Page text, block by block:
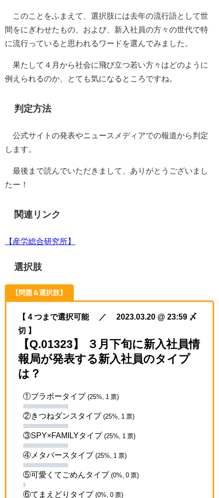
このことをふまえて、選択肢には去年の流行語として世
間をにぎわせたもの、および、新入社員の方々の世代で特
に流行っていると思われるワードを選んでみました。
果たして４月から社会に飛び立つ若い方々はどのように
例えられるのか、とても気になるところですね。
判定方法
公式サイトの発表やニュースメディアでの報道から判定
します。
最後まで読んでいただきまして、ありがとうございまし
たー！
関連リンク
【産労総合研究所】
選択肢
【問題＆選択肢】
【 4 つまで選択可能 ／ 2023.03.20 @ 23:59 〆
切 】
【Q.01323】 ３月下旬に新入社員情
報局が発表する新入社員のタイプ
は？
①ブラボータイプ (25%, 1 票)
②きつねダンスタイプ (25%, 1 票)
③SPY×FAMILYタイプ (25%, 1 票)
④メタバースタイプ (25%, 1 票)
⑤可愛くてごめんタイプ (0%, 0 票)
⑥てまえどりタイプ (0%, 0 票)